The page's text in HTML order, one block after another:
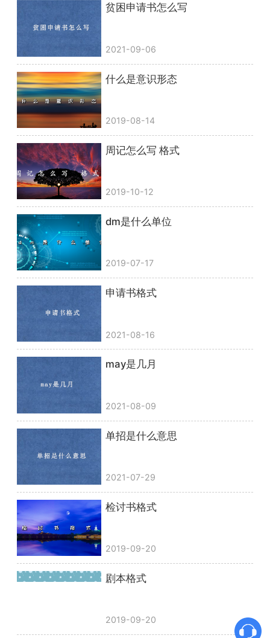
贫困申请书怎么写
2021-09-06
什么是意识形态
2019-08-14
周记怎么写 格式
2019-10-12
dm是什么单位
2019-07-17
申请书格式
2021-08-16
may是几月
2021-08-09
单招是什么意思
2021-07-29
检讨书格式
2019-09-20
剧本格式
2019-09-20